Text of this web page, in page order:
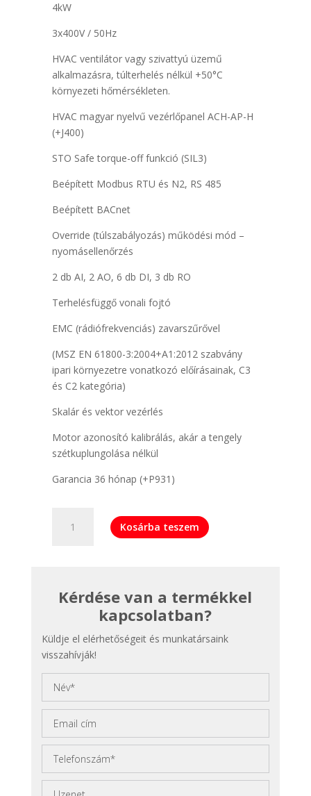
4kW
3x400V / 50Hz
HVAC ventilátor vagy szivattyú üzemű
alkalmazásra, túlterhelés nélkül +50°C
környezeti hőmérsékleten.
HVAC magyar nyelvű vezérlőpanel ACH-AP-H
(+J400)
STO Safe torque-off funkció (SIL3)
Beépített Modbus RTU és N2, RS 485
Beépített BACnet
Override (túlszabályozás) működési mód –
nyomásellenőrzés
2 db AI, 2 AO, 6 db DI, 3 db RO
Terhelésfüggő vonali fojtó
EMC (rádiófrekvenciás) zavarszűrővel
(MSZ EN 61800-3:2004+A1:2012 szabvány
ipari környezetre vonatkozó előírásainak, C3
és C2 kategória)
Skalár és vektor vezérlés
Motor azonosító kalibrálás, akár a tengely
szétkuplungolása nélkül
Garancia 36 hónap (+P931)
ACH580-
B056
mennyiség
Kosárba teszem
Kérdése van a termékkel
kapcsolatban?
Küldje el elérhetőségeit és munkatársaink
visszahívják!